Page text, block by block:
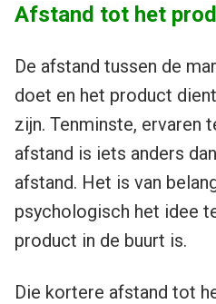
Afstand tot het
De afstand tussen de
doet en het product
zijn. Tenminste, ervaren
afstand is iets anders
afstand. Het is van
psychologisch het idee
product in de buurt is.
Die kortere afstand tot